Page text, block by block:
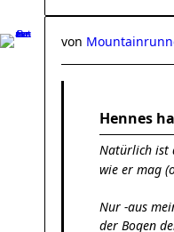
von
Hennes
Natürlich ist
wie er mag
Nur -aus
der Bogen